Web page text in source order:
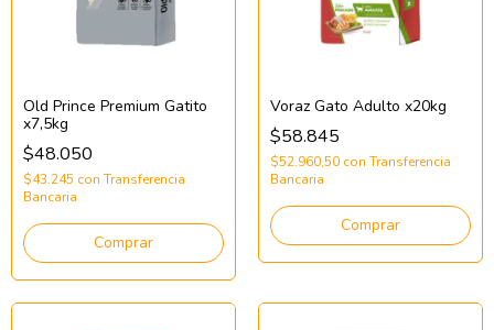
Old Prince Premium Gatito
x7,5kg
$48.050
$43.245 con Transferencia
Bancaria
Comprar
Voraz Gato Adulto x20kg
$58.845
$52.960,50 con Transferencia
Bancaria
Comprar